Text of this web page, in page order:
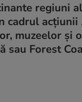
regiuni
acțiunii
muzeelor și
Forest